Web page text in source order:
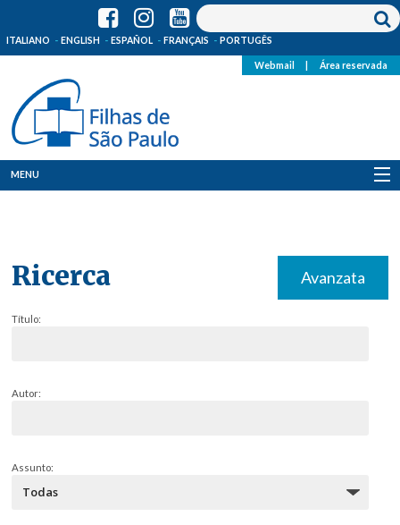
ITALIANO ENGLISH ESPAÑOL FRANÇAIS PORTUGÊS
Webmail Área reservada
MENU
Ricerca Avanzata
Título:
Autor:
Assunto: